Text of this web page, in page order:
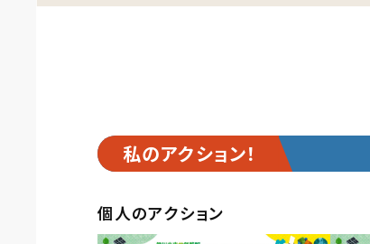
私のアクション！
個人のアクション